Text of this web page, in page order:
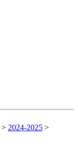
> 2024-2025 >